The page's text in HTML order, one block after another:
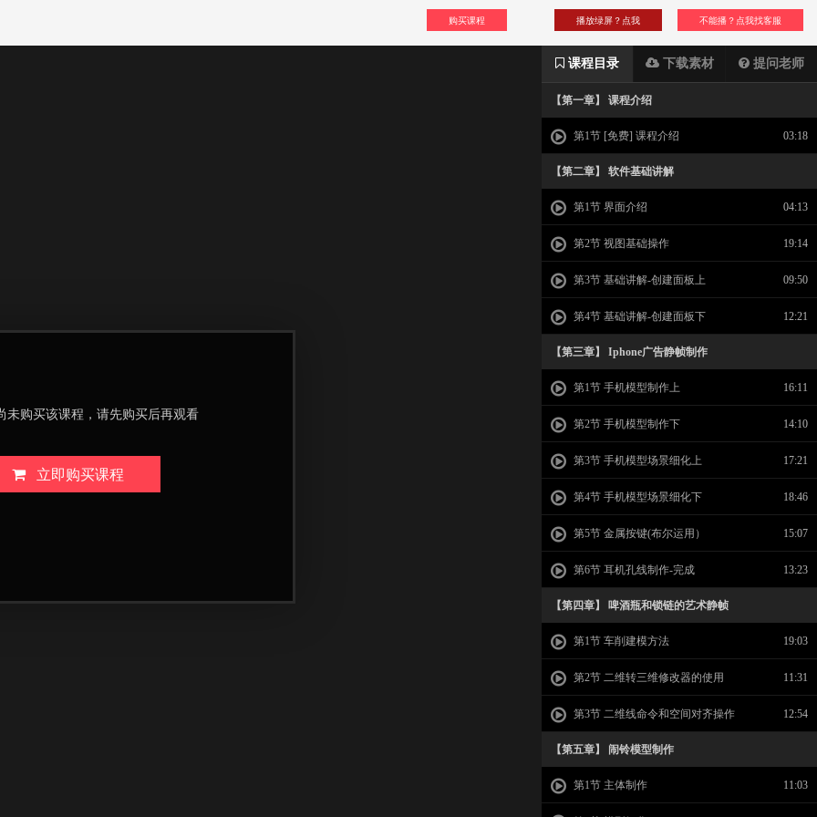
购买课程 不能播？点我找客服
播放绿屏？点我
课程目录 下载素材 提问老师
【第一章】 课程介绍
第1节 [免费] 课程介绍 03:18
【第二章】 软件基础讲解
第1节 界面介绍 04:13
第2节 视图基础操作 19:14
第3节 基础讲解-创建面板上 09:50
第4节 基础讲解-创建面板下 12:21
【第三章】 Iphone广告静帧制作
第1节 手机模型制作上 16:11
第2节 手机模型制作下 14:10
第3节 手机模型场景细化上 17:21
第4节 手机模型场景细化下 18:46
第5节 金属按键(布尔运用） 15:07
第6节 耳机孔线制作-完成 13:23
【第四章】 啤酒瓶和锁链的艺术静帧
第1节 车削建模方法 19:03
第2节 二维转三维修改器的使用 11:31
第3节 二维线命令和空间对齐操作 12:54
【第五章】 闹铃模型制作
第1节 主体制作 11:03
未购买该课程，请先购买后再观看
立即购买课程